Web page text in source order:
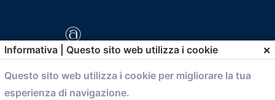
comunicazione@confartigianato.bo.it
Informativa | Questo sito web utilizza i cookie ×
Questo sito web utilizza i cookie per migliorare la tua
esperienza di navigazione.